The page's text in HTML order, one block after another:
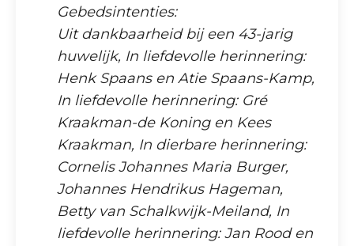
Gebedsintenties:
Uit dankbaarheid bij een 43-jarig
huwelijk, In liefdevolle herinnering:
Henk Spaans en Atie Spaans-Kamp,
In liefdevolle herinnering: Gré
Kraakman-de Koning en Kees
Kraakman, In dierbare herinnering:
Cornelis Johannes Maria Burger,
Johannes Hendrikus Hageman,
Betty van Schalkwijk-Meiland, In
liefdevolle herinnering: Jan Rood en